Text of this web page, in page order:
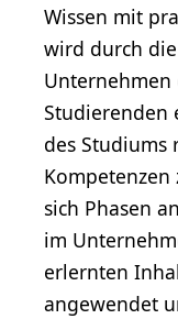
Wissen mit
wird durch
Studierenden
des Studiums
sich Phasen
im
erlernten
angewendet